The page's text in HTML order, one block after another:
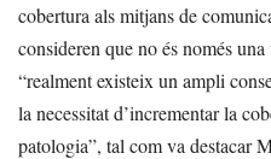
cobertura als mitjans de
consideren que no és només
“realment existeix un ampli
la necessitat d’incrementar la
patologia”, tal com va destacar